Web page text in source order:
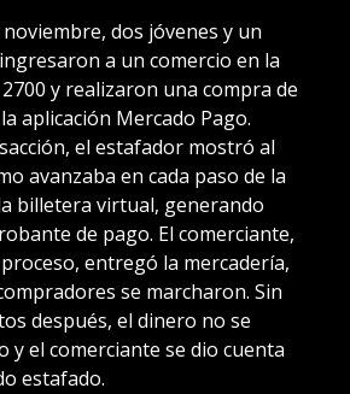
noviembre, dos jóvenes y un
a un comercio en la
y realizaron una compra de
aplicación Mercado Pago.
el estafador mostró al
avanzaba en cada paso de la
billetera virtual, generando
de pago. El comerciante,
entregó la mercadería,
se marcharon. Sin
después, el dinero no se
y el comerciante se dio cuenta
estafado.